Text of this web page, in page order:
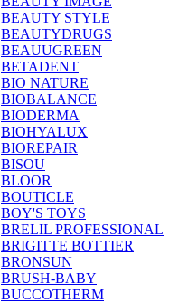
BEAUTY STYLE
BEAUTYDRUGS
BEAUUGREEN
BETADENT
BIO NATURE
BIOBALANCE
BIODERMA
BIOHYALUX
BIOREPAIR
BISOU
BLOOR
BOUTICLE
BOY'S TOYS
BRELIL PROFESSIONAL
BRIGITTE BOTTIER
BRONSUN
BRUSH-BABY
BUCCOTHERM